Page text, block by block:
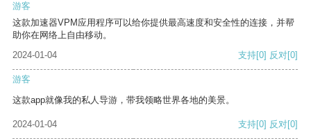
游客
这款加速器VPM应用程序可以给你提供最高速度和安全性的连接，并帮
助你在网络上自由移动。
2024-01-04
支持[0] 反对[0]
游客
这款app就像我的私人导游，带我领略世界各地的美景。
2024-01-04 支持[0] 反对[0]